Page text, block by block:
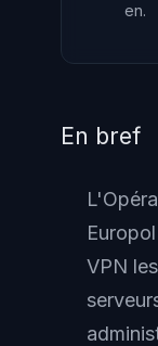
en.
En bref
VPN